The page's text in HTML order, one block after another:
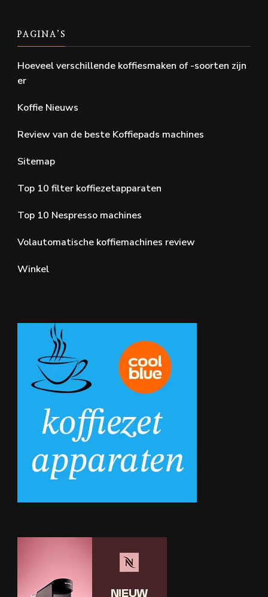
PAGINA’S
Hoeveel verschillende koffiesmaken of -soorten zijn
er
Koffie Nieuws
Review van de beste Koffiepads machines
Sitemap
Top 10 filter koffiezetapparaten
Top 10 Nespresso machines
Volautomatische koffiemachines review
Winkel